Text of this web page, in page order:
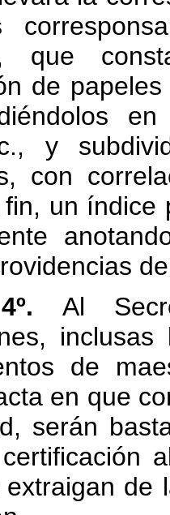
que
de
y
con
un índice
Al
de
en que
serán
de